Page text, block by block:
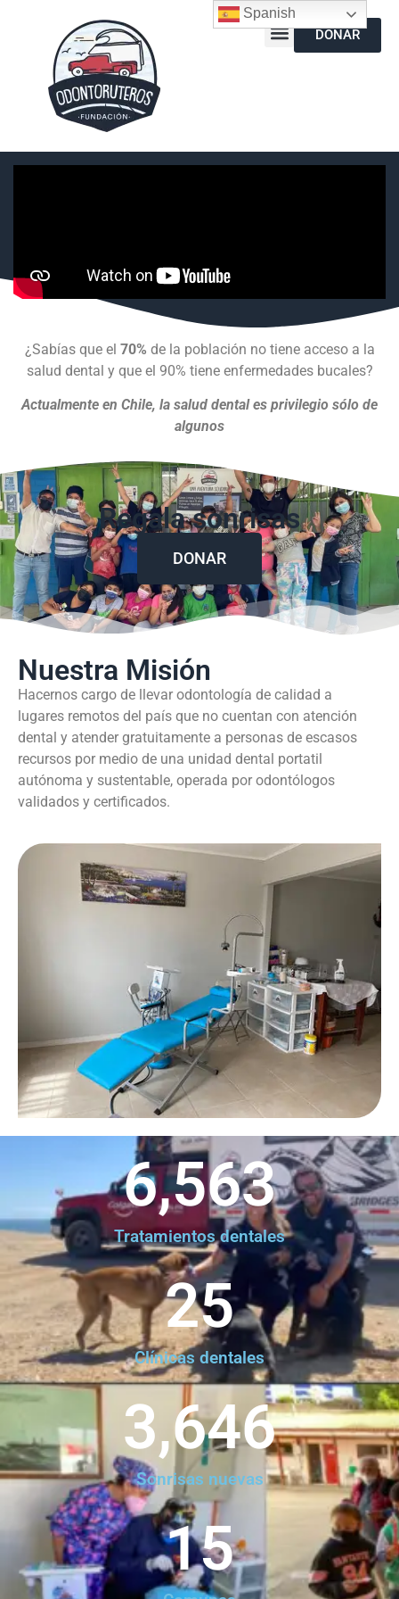
DONAR
¿Sabías que el 70% de la población no tiene acceso a la
salud dental y que el 90% tiene enfermedades bucales?
Actualmente en Chile, la salud dental es privilegio sólo de
algunos
Regala sonrisas
DONAR
Nuestra Misión
Hacernos cargo de llevar odontología de calidad a
lugares remotos del país que no cuentan con atención
dental y atender gratuitamente a personas de escasos
recursos por medio de una unidad dental portatil
autónoma y sustentable, operada por odontólogos
validados y certificados.
Tratamientos dentales
6,563
Clínicas dentales
25
Sonrisas nuevas
3,646
15
Spanish